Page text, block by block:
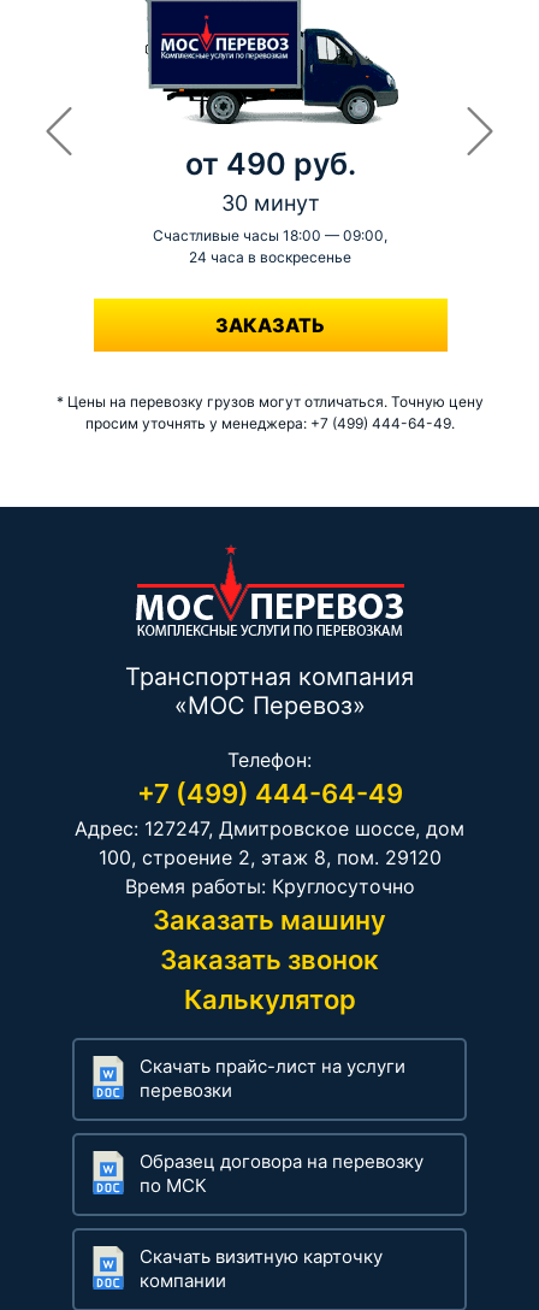
от 490 руб.
30 минут
Счастливые часы 18:00 — 09:00,
24 часа в воскресенье
-
ЗАКАЗАТЬ
* Цены на перевозку грузов могут отличаться. Точную цену
просим уточнять у менеджера: +7 (499) 444-64-49.
Транспортная компания
«МОС Перевоз»
Телефон:
+7 (499) 444-64-49
Адрес: 127247, Дмитровское шоссе, дом
100, строение 2, этаж 8, пом. 29120
Время работы: Круглосуточно
Заказать машину
Заказать звонок
Калькулятор
Скачать прайс-лист на услуги
перевозки
Образец договора на перевозку
по МСК
Скачать визитную карточку
компании